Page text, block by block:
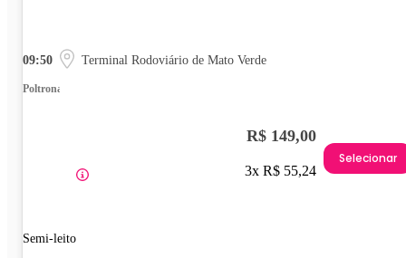
09:50 Terminal Rodoviário de Mato Verde
Poltrona
Semi-leito
R$ 149,00
3x R$ 55,24
Selecionar